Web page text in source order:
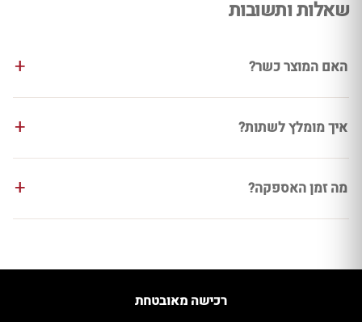
שאלות ותשובות
האם המוצר כשר?
איך מומלץ לשתות?
מה זמן האספקה?
רכישה מאובטחת